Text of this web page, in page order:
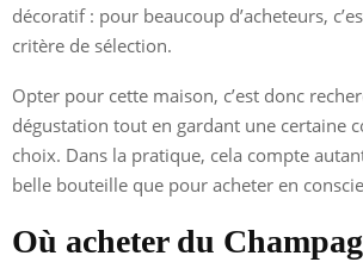
décoratif : pour beaucoup d’acheteurs,
critère de sélection.
Opter pour cette maison, c’est donc
dégustation tout en gardant une certaine
choix. Dans la pratique, cela compte
belle bouteille que pour acheter en
Où acheter du